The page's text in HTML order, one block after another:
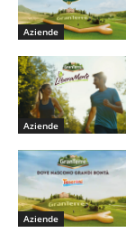
Aziende
Aziende
Aziende